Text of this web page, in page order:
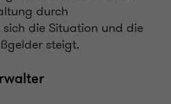
durch
die Situation und die
steigt.